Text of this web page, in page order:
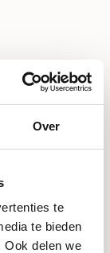
Over
te
te bieden
Ook delen we